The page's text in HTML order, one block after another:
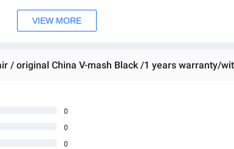
VIEW MORE
0
0
0